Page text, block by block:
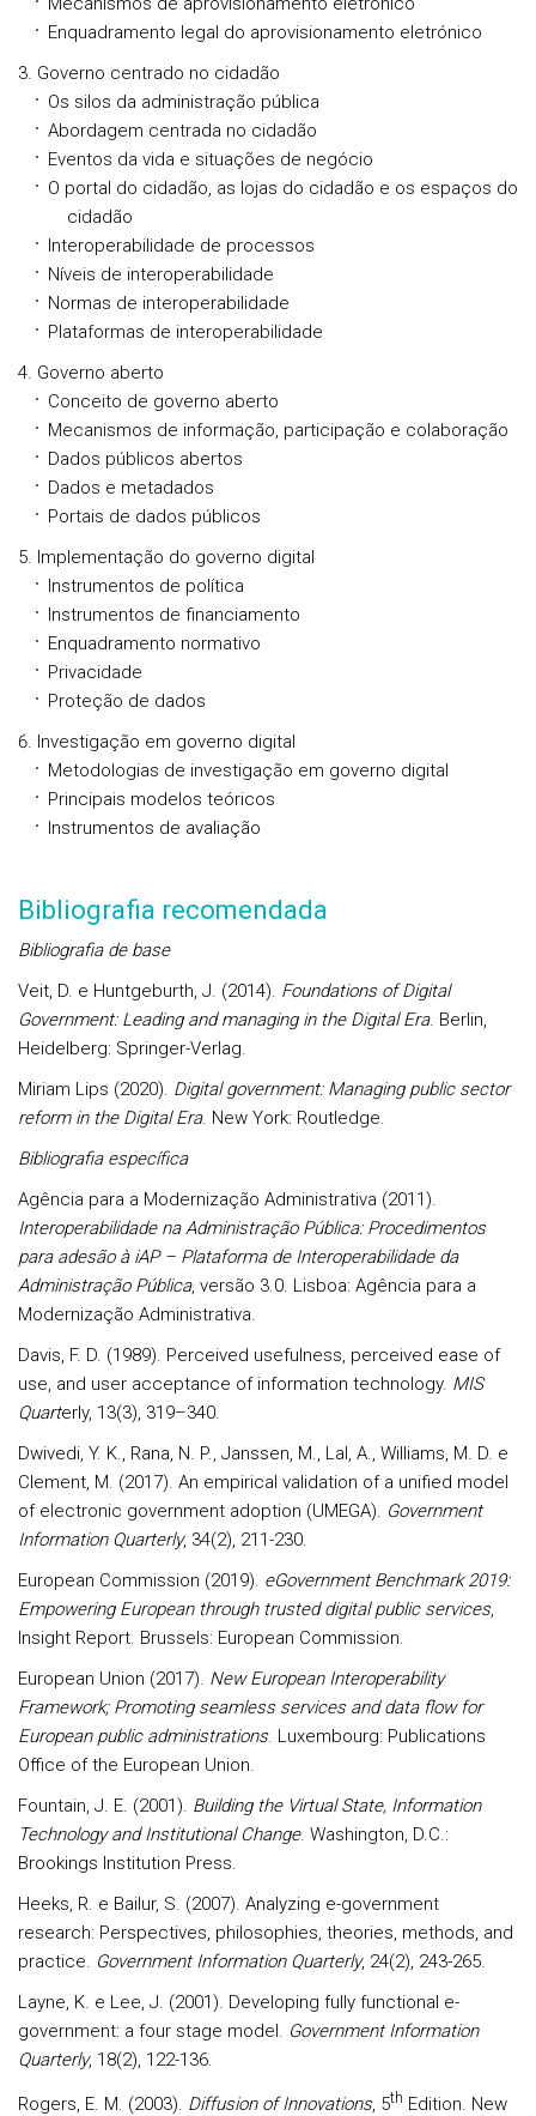
Enquadramento legal do aprovisionamento eletrónico
Governo centrado no cidadão
Os silos da administração pública
Abordagem centrada no cidadão
Eventos da vida e situações de negócio
O portal do cidadão, as lojas do cidadão e os espaços do
cidadão
Interoperabilidade de processos
Níveis de interoperabilidade
Normas de interoperabilidade
Plataformas de interoperabilidade
Governo aberto
Conceito de governo aberto
Mecanismos de informação, participação e colaboração
Dados públicos abertos
Dados e metadados
Portais de dados públicos
Implementação do governo digital
Instrumentos de política
Instrumentos de financiamento
Enquadramento normativo
Privacidade
Proteção de dados
Investigação em governo digital
Metodologias de investigação em governo digital
Principais modelos teóricos
Instrumentos de avaliação
Bibliografia recomendada
Bibliografia de base
Veit, D. e Huntgeburth, J. (2014). Foundations of Digital
Government: Leading and managing in the Digital Era. Berlin,
Heidelberg: Springer-Verlag.
Miriam Lips (2020). Digital government: Managing public sector
reform in the Digital Era. New York: Routledge.
Bibliografia específica
Agência para a Modernização Administrativa (2011).
Interoperabilidade na Administração Pública: Procedimentos
para adesão à iAP – Plataforma de Interoperabilidade da
Administração Pública, versão 3.0. Lisboa: Agência para a
Modernização Administrativa.
Davis, F. D. (1989). Perceived usefulness, perceived ease of
use, and user acceptance of information technology. MIS
Quarterly, 13(3), 319–340.
Dwivedi, Y. K., Rana, N. P., Janssen, M., Lal, A., Williams, M. D. e
Clement, M. (2017). An empirical validation of a unified model
of electronic government adoption (UMEGA). Government
Information Quarterly, 34(2), 211-230.
European Commission (2019). eGovernment Benchmark 2019:
Empowering European through trusted digital public services,
Insight Report. Brussels: European Commission.
European Union (2017). New European Interoperability
Framework; Promoting seamless services and data flow for
European public administrations. Luxembourg: Publications
Office of the European Union.
Fountain, J. E. (2001). Building the Virtual State, Information
Technology and Institutional Change. Washington, D.C.:
Brookings Institution Press.
Heeks, R. e Bailur, S. (2007). Analyzing e-government
research: Perspectives, philosophies, theories, methods, and
practice. Government Information Quarterly, 24(2), 243-265.
Layne, K. e Lee, J. (2001). Developing fully functional e-
government: a four stage model. Government Information
Quarterly, 18(2), 122-136.
Rogers, E. M. (2003). Diffusion of Innovations, 5th Edition. New